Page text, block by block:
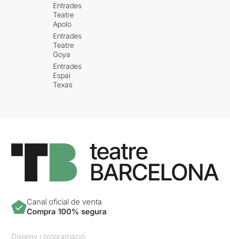
Entrades
Teatre
Apolo
Entrades
Teatre
Goya
Entrades
Espai
Texas
Canal oficial de venta
Compra 100% segura
Disseny i programació: